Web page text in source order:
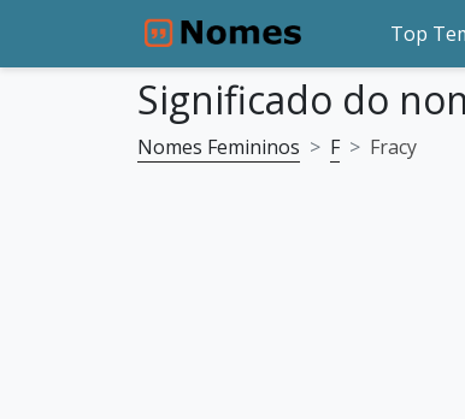
Top
Significado do
Nomes Femininos F Fracy